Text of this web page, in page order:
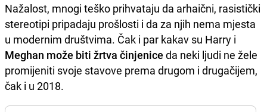
Nažalost, mnogi teško prihvataju da arhaični, rasistički
stereotipi pripadaju prošlosti i da za njih nema mjesta
u modernim društvima. Čak i par kakav su Harry i
Meghan može biti žrtva činjenice da neki ljudi ne žele
promijeniti svoje stavove prema drugom i drugačijem,
čak i u 2018.